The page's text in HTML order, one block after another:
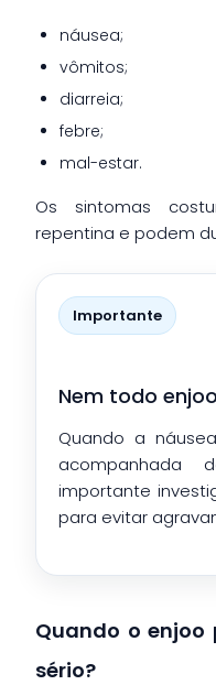
náusea;
vômitos;
diarreia;
febre;
mal-estar.
Os sintomas
repentina e podem
Importante
Nem todo
Quando a
acompanhada
importante
para evitar
Quando o
sério?